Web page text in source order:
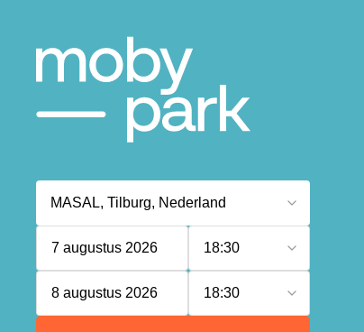
7 augustus 2026 18:30
8 augustus 2026 18:30